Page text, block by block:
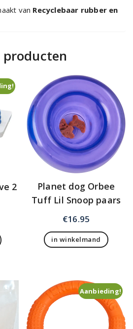
van Recyclebaar rubber en
producten
2
Planet dog Orbee
Tuff Lil Snoop paars
€16.95
in winkelmand
Aanbieding!